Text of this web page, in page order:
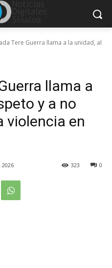
Tere Guerra llama a la unidad, al
llama a
y a no
violencia en
0
323